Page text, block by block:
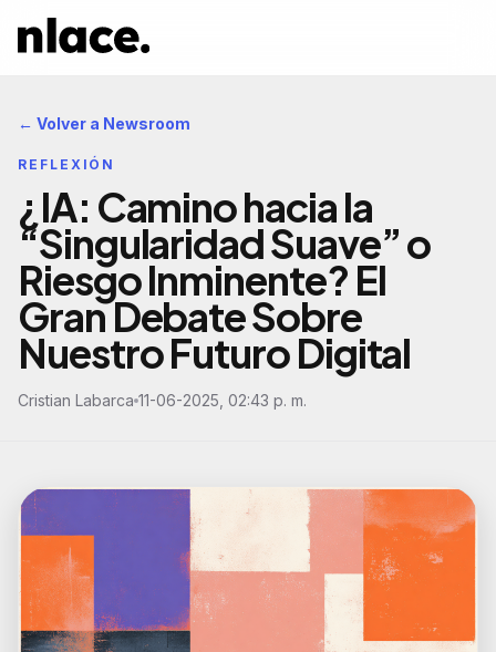
← Volver a Newsroom
REFLEXIÓN
¿IA: Camino hacia la
“Singularidad Suave” o
Riesgo Inminente? El
Gran Debate Sobre
Nuestro Futuro Digital
Cristian Labarca 11-06-2025, 02:43 p. m.